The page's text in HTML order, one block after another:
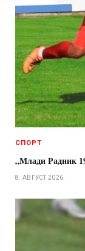
СПОРТ
„Млади Радник
8. АВГУСТ 2026.